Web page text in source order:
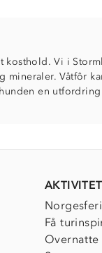
Vi i
Våtfôr
en utfordring
Få
Overnatte